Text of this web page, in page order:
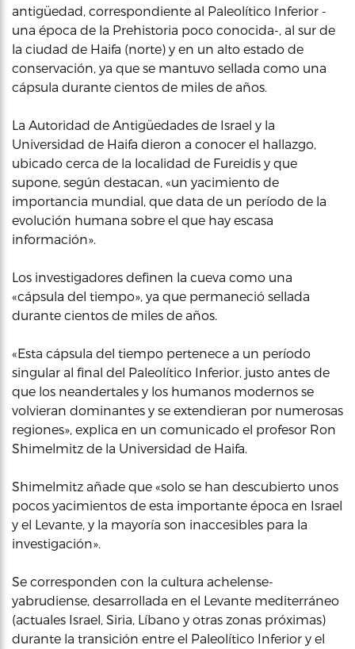
antigüedad, correspondiente al Paleolítico Inferior -
una época de la Prehistoria poco conocida-, al sur de
la ciudad de Haifa (norte) y en un alto estado de
conservación, ya que se mantuvo sellada como una
cápsula durante cientos de miles de años.
La Autoridad de Antigüedades de Israel y la
Universidad de Haifa dieron a conocer el hallazgo,
ubicado cerca de la localidad de Fureidis y que
supone, según destacan, «un yacimiento de
importancia mundial, que data de un período de la
evolución humana sobre el que hay escasa
información».
Los investigadores definen la cueva como una
«cápsula del tiempo», ya que permaneció sellada
durante cientos de miles de años.
«Esta cápsula del tiempo pertenece a un período
singular al final del Paleolítico Inferior, justo antes de
que los neandertales y los humanos modernos se
volvieran dominantes y se extendieran por numerosas
regiones», explica en un comunicado el profesor Ron
Shimelmitz de la Universidad de Haifa.
Shimelmitz añade que «solo se han descubierto unos
pocos yacimientos de esta importante época en Israel
y el Levante, y la mayoría son inaccesibles para la
investigación».
Se corresponden con la cultura achelense-
yabrudiense, desarrollada en el Levante mediterráneo
(actuales Israel, Siria, Líbano y otras zonas próximas)
durante la transición entre el Paleolítico Inferior y el